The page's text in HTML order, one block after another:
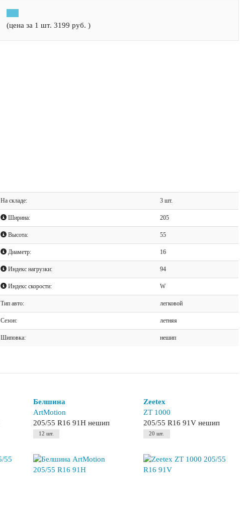
(цена за 1 шт. 3199 руб. )
На складе: 3 шт.
Ширина: 205
Высота: 55
Диаметр: 16
Индекс нагрузки: 94
Индекс скорости: W
Тип авто: легковой
Сезон: летняя
Шиповка: нешип
Белшина
ArtMotion
205/55 R16 91H нешип
12 шт.
Zeetex
ZT 1000
205/55 R16 91V нешип
20 шт.